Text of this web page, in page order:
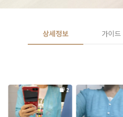
상세정보 가이드